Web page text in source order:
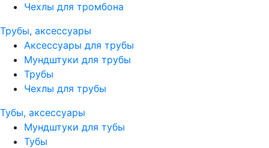
Чехлы для тромбона
Трубы, аксессуары
Аксессуары для трубы
Мундштуки для трубы
Трубы
Чехлы для трубы
Тубы, аксессуары
Мундштуки для тубы
Тубы